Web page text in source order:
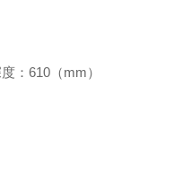
：610（mm）